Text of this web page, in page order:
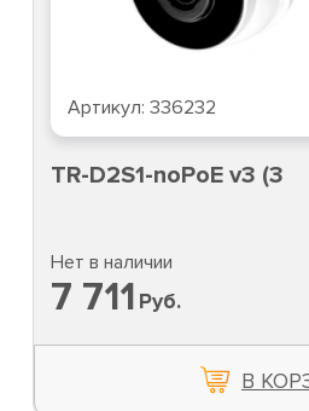
Артикул: 336232
TR-D2S1-noPoE v3 (3
Нет в наличии
7 711 Руб.
В